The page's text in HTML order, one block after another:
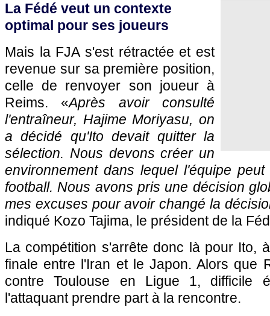
La Fédé veut un contexte
optimal pour ses joueurs
Mais la FJA s'est rétractée et est
revenue sur sa première position,
celle de renvoyer son joueur à
Reims. «Après avoir consulté
l'entraîneur, Hajime Moriyasu, on
a décidé qu'Ito devait quitter la
sélection. Nous devons créer un
environnement dans lequel l'équipe
football. Nous avons pris une décision
mes excuses pour avoir changé la
indiqué Kozo Tajima, le président de la
La compétition s'arrête donc là pour Ito,
finale entre l'Iran et le Japon. Alors que
contre Toulouse en Ligue 1, difficile
l'attaquant prendre part à la rencontre.